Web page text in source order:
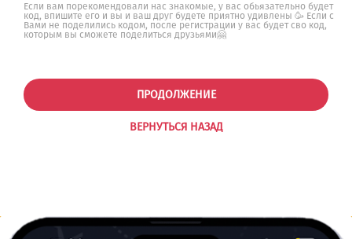
Если вам порекомендовали нас знакомые, у вас обьязательно будет
код, впишите его и вы и ваш друг будете приятно удивлены 🥳 Если с
Вами не поделились кодом, после регистрации у вас будет сво код,
которым вы сможете поделиться друзьями🤗
ВЕРНУТЬСЯ НАЗАД
ПРОДОЛЖЕНИЕ